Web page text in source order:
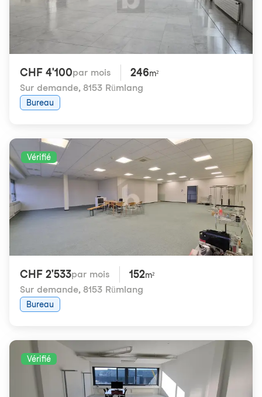
CHF 4'100par mois 246m²
Sur demande, 8153 Rümlang
Bureau
Vérifié
CHF 2'533par mois 152m²
Sur demande, 8153 Rümlang
Bureau
Vérifié